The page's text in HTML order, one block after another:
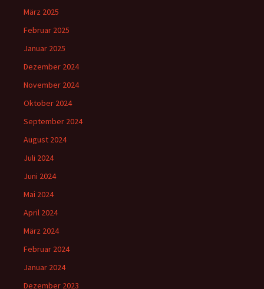
März 2025
Februar 2025
Januar 2025
Dezember 2024
November 2024
Oktober 2024
September 2024
August 2024
Juli 2024
Juni 2024
Mai 2024
April 2024
März 2024
Februar 2024
Januar 2024
Dezember 2023